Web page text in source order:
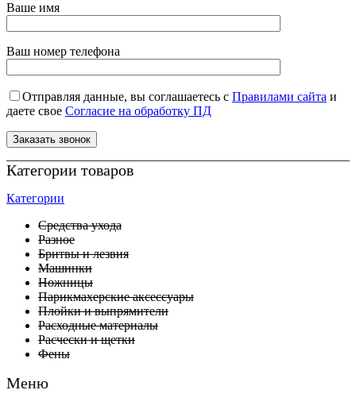
Ваше имя
Ваш номер телефона
Отправляя данные, вы соглашаетесь с Правилами сайта и
даете свое Согласие на обработку ПД
Категории товаров
Категории
Средства ухода
Разное
Бритвы и лезвия
Машинки
Ножницы
Парикмахерские аксессуары
Плойки и выпрямители
Расходные материалы
Расчески и щетки
Фены
Меню